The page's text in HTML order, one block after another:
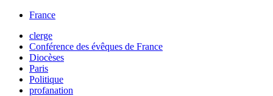
France
clerge
Conférence des évêques de France
Diocèses
Paris
Politique
profanation